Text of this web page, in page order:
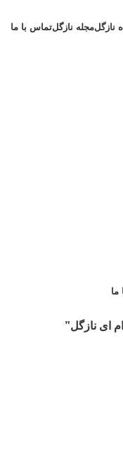
نازگلمجله نازگلتماس با ما
ما
ای نازگل”